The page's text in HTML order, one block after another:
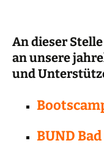
An dieser
an unsere
und
BUND